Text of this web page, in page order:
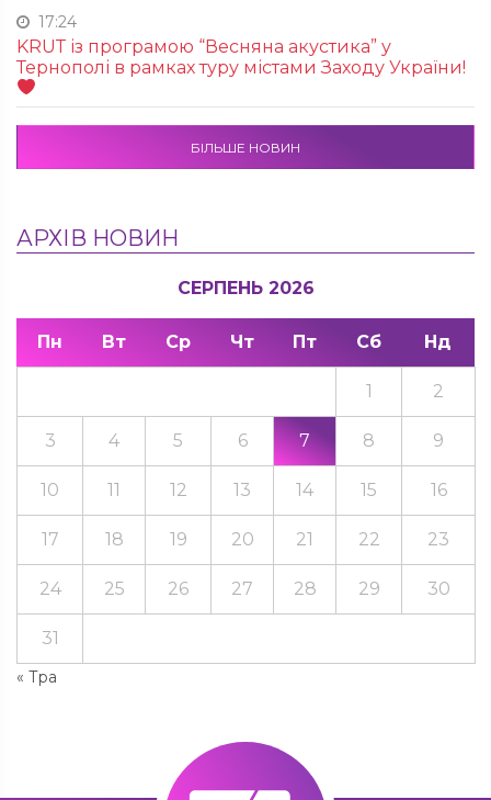
17:24
KRUТ із програмою “Весняна акустика” у
Тернополі в рамках туру містами Заходу України!
БІЛЬШЕ НОВИН
АРХІВ НОВИН
СЕРПЕНЬ 2026
Пн Вт Ср Чт Пт Сб Нд
« Тра
1 2
3 4 5 6 7 8 9
10 11 12 13 14 15 16
17 18 19 20 21 22 23
24 25 26 27 28 29 30
31